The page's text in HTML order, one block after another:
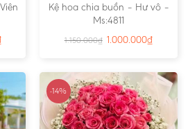
Kệ hoa chia buồn – Hư vô –
Ms:4811
1.150.000₫ 1.000.000₫
-14%